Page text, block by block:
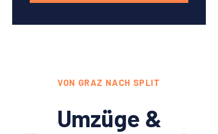
VON GRAZ NACH SPLIT
Umzüge &